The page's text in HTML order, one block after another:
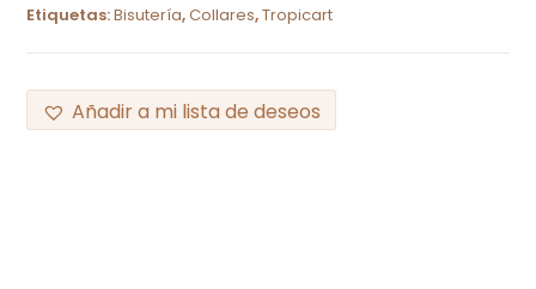
Etiquetas:Bisutería,Collares,Tropicart
Añadir a mi lista de deseos